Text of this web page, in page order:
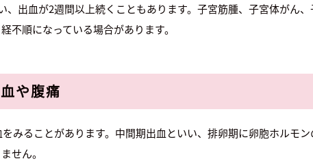
、出血が2週間以上続くこともあります。子宮筋腫、子宮体がん
不順になっている場合があります。
や腹痛
みることがあります。中間期出血といい、排卵期に卵胞ホルモ
せん。